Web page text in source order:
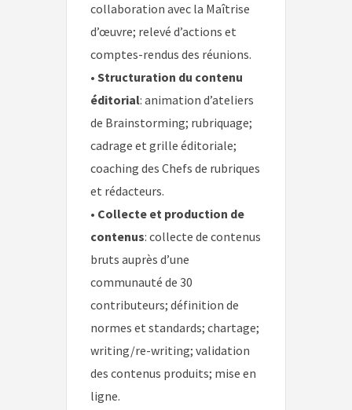
collaboration avec la Maîtrise
d’œuvre; relevé d’actions et
comptes-rendus des réunions.
• Structuration du contenu
éditorial: animation d’ateliers
de Brainstorming; rubriquage;
cadrage et grille éditoriale;
coaching des Chefs de rubriques
et rédacteurs.
• Collecte et production de
contenus: collecte de contenus
bruts auprès d’une
communauté de 30
contributeurs; définition de
normes et standards; chartage;
writing/re-writing; validation
des contenus produits; mise en
ligne.